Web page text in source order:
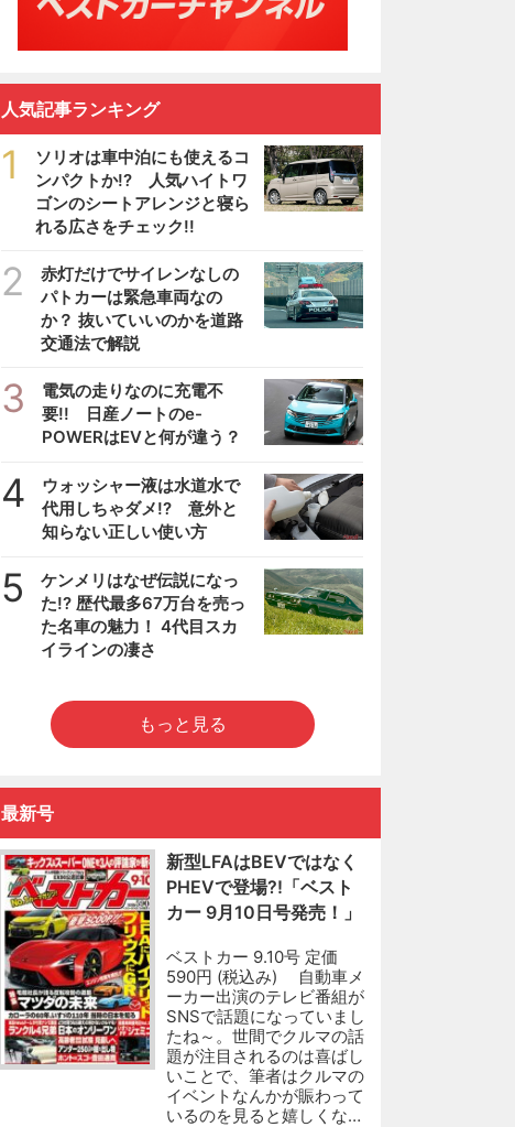
人気記事ランキング
1
ソリオは車中泊にも使えるコ
ンパクトか!? 人気ハイトワ
ゴンのシートアレンジと寝ら
れる広さをチェック!!
2
赤灯だけでサイレンなしの
パトカーは緊急車両なの
か？ 抜いていいのかを道路
交通法で解説
3
電気の走りなのに充電不
要!! 日産ノートのe-
POWERはEVと何が違う？
4
ウォッシャー液は水道水で
代用しちゃダメ!? 意外と
知らない正しい使い方
5
ケンメリはなぜ伝説になっ
た!? 歴代最多67万台を売っ
た名車の魅力！ 4代目スカ
イラインの凄さ
もっと見る
最新号
新型LFAはBEVではなく
PHEVで登場?!「ベスト
カー 9月10日号発売！」
ベストカー 9.10号 定価
590円 (税込み) 自動車メ
ーカー出演のテレビ番組が
SNSで話題になっていまし
たね～。世間でクルマの話
題が注目されるのは喜ばし
いことで、筆者はクルマの
イベントなんかが賑わって
いるのを見ると嬉しくな…